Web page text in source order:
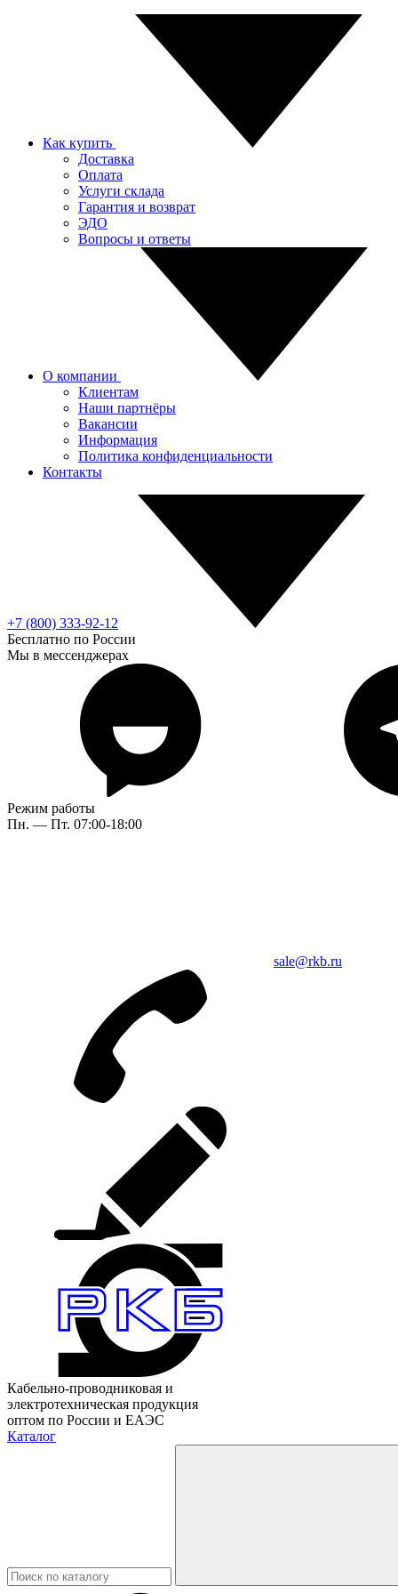
Как купить
Доставка
Оплата
Услуги склада
Гарантия и возврат
ЭДО
Вопросы и ответы
О компании
Клиентам
Наши партнёры
Вакансии
Информация
Политика конфиденциальности
Контакты
+7 (800) 333-92-12
Бесплатно по России
Мы в мессенджерах
Режим работы
Пн. — Пт. 07:00-18:00
sale@rkb.ru
Кабельно-проводниковая и
электротехническая продукция
оптом по России и ЕАЭС
Каталог